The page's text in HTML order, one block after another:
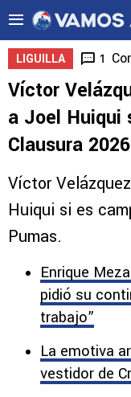
LIGUILLA 1
Víctor
a Joel Huiqui
Clausura 2026
Víctor
Huiqui si es
Pumas.
Enrique
pidió su
trabajo”
La emotiva
vestidor de